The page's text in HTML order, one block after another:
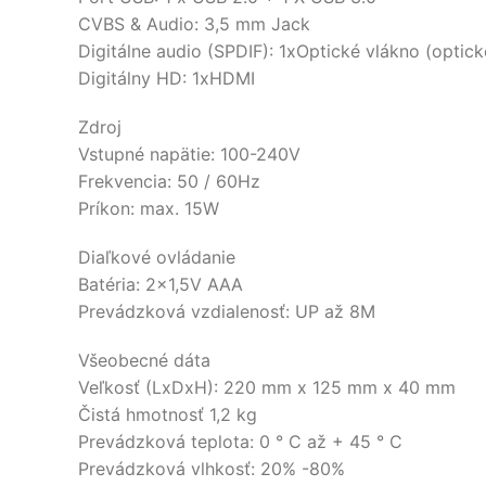
CVBS & Audio: 3,5 mm Jack
Digitálne audio (SPDIF): 1xOptické vlákno
Digitálny HD: 1xHDMI
Zdroj
Vstupné napätie: 100-240V
Frekvencia: 50 / 60Hz
Príkon: max. 15W
Diaľkové ovládanie
Batéria: 2x1,5V AAA
Prevádzková vzdialenosť: UP až 8M
Všeobecné dáta
Veľkosť (LxDxH): 220 mm x 125 mm x 40 mm
Čistá hmotnosť 1,2 kg
Prevádzková teplota: 0 ° C až + 45 ° C
Prevádzková vlhkosť: 20% -80%